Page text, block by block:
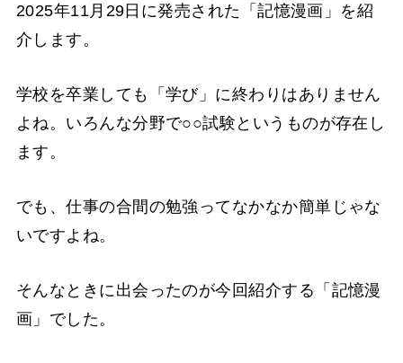
2025年11月29日に発売された「記憶漫画」を紹
介します。
学校を卒業しても「学び」に終わりはありません
よね。いろんな分野で○○試験というものが存在し
ます。
でも、仕事の合間の勉強ってなかなか簡単じゃな
いですよね。
そんなときに出会ったのが今回紹介する「記憶漫
画」でした。